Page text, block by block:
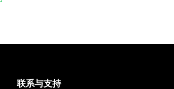
联系与支持